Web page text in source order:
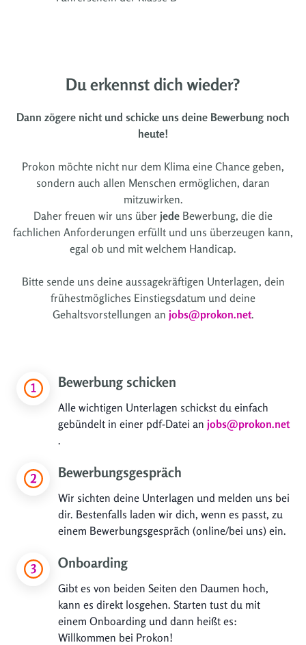
Du erkennst dich wieder?
Dann zögere nicht und schicke uns deine Bewerbung noch
heute!
Prokon möchte nicht nur dem Klima eine Chance geben,
sondern auch allen Menschen ermöglichen, daran
mitzuwirken.
Daher freuen wir uns über jede Bewerbung, die die
fachlichen Anforderungen erfüllt und uns überzeugen kann,
egal ob und mit welchem Handicap.
Bitte sende uns deine aussagekräftigen Unterlagen, dein
frühestmögliches Einstiegsdatum und deine
Gehaltsvorstellungen an jobs@prokon.net.
Bewerbung schicken
Alle wichtigen Unterlagen schickst du einfach
gebündelt in einer pdf-Datei an jobs@prokon.net
.
Bewerbungsgespräch
Wir sichten deine Unterlagen und melden uns bei
dir. Bestenfalls laden wir dich, wenn es passt, zu
einem Bewerbungsgespräch (online/bei uns) ein.
Onboarding
Gibt es von beiden Seiten den Daumen hoch,
kann es direkt losgehen. Starten tust du mit
einem Onboarding und dann heißt es:
Willkommen bei Prokon!